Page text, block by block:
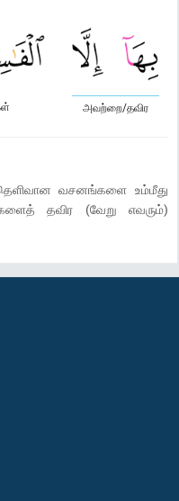
அவற்றை/தவிர
வசனங்களை உம்மீது
தவிர (வேறு எவரும்)